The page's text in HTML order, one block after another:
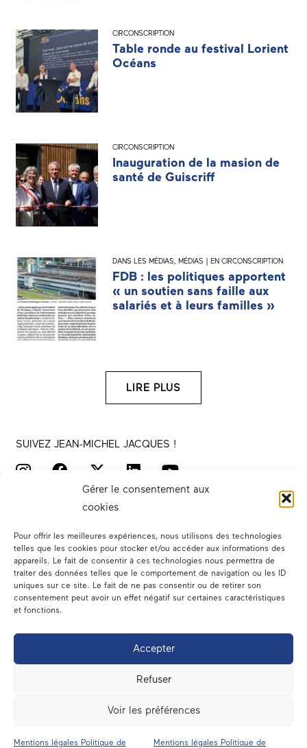
Gérer le consentement aux
cookies
Pour offrir les meilleures expériences, nous utilisons des technologies
telles que les cookies pour stocker et/ou accéder aux informations des
appareils. Le fait de consentir à ces technologies nous permettra de
traiter des données telles que le comportement de navigation ou les ID
uniques sur ce site. Le fait de ne pas consentir ou de retirer son
consentement peut avoir un effet négatif sur certaines caractéristiques
et fonctions.
Accepter
Refuser
Voir les préférences
Mentions légales Politique de Mentions légales Politique de
CIRCONSCRIPTION
Table ronde au festival Lorient
Océans
CIRCONSCRIPTION
Inauguration de la masion de
santé de Guiscriff
DANS LES MÉDIAS, MÉDIAS | EN CIRCONSCRIPTION
FDB : les politiques apportent
« un soutien sans faille aux
salariés et à leurs familles »
LIRE PLUS
SUIVEZ JEAN-MICHEL JACQUES !
Votre député
Dans les médias
En circonscription
A l’assemblée
Contact